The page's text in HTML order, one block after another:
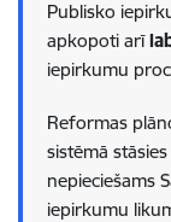
Publisko
apkopoti arī
iepirkumu
Reformas
sistēmā
nepieciešams
iepirkumu